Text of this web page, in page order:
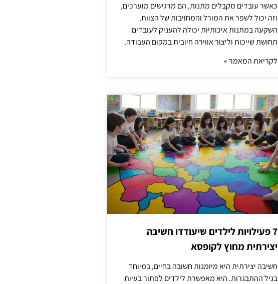
כאשר עובדים מקבלים מתנות, הם מרגישים מוערכים,
וזה יכול לשפר את המורל והמחויבות של הצוות.
השקעה במתנות איכותיות יכולה להעניק לעובדים
תחושת שייכות וליצור אווירה חיובית במקום העבודה.
לקריאת המאמר »
7 פעילויות לילדים שיעודדו חשיבה
יצירתית מחוץ לקופסא
חשיבה יצירתית היא מיומנות חשובה בחיים, במיוחד
בגיל ההתבגרות. היא מאפשרת לילדים לפתור בעיות